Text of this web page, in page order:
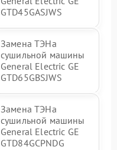
GTD45GASJWS
Замена ТЭНа
сушильной машины
General Electric GE
GTD65GBSJWS
Замена ТЭНа
сушильной машины
General Electric GE
GTD84GCPNDG